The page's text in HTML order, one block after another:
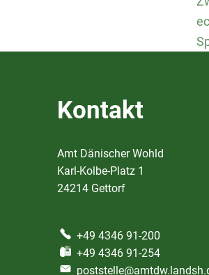
Kontakt
Amt Dänischer Wohld
Karl-Kolbe-Platz 1
24214 Gettorf
+49 4346 91-200
+49 4346 91-254